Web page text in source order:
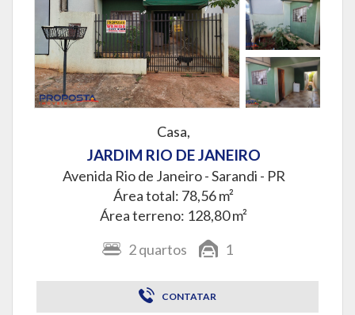
Casa,
JARDIM RIO DE JANEIRO
Avenida Rio de Janeiro -Sarandi - PR
Área total: 78,56 m²
Área terreno: 128,80 m²
2quartos 1
CONTATAR